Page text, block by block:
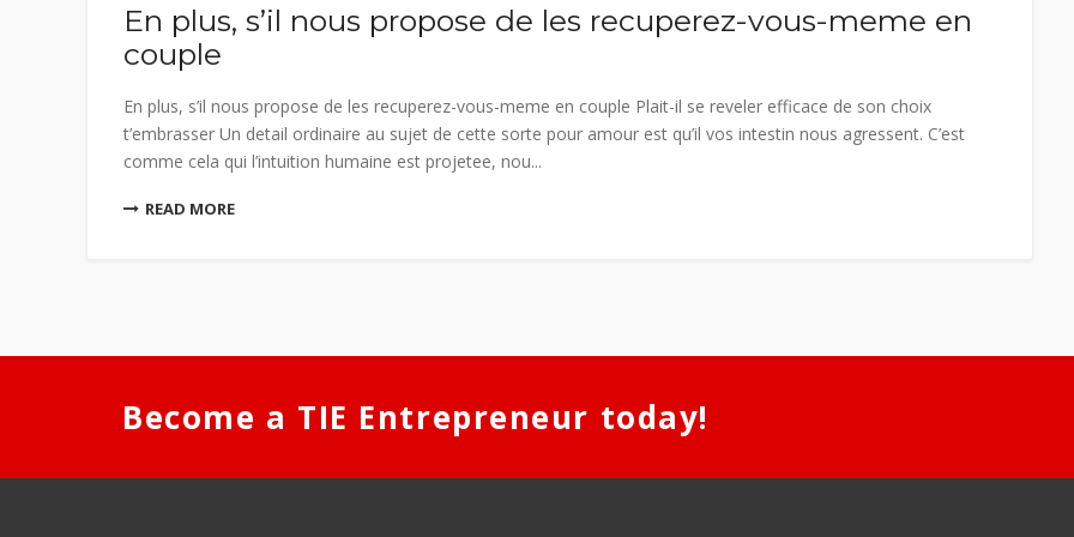
En plus, s’il nous propose de les recuperez-vous-meme en
couple
En plus, s’il nous propose de les recuperez-vous-meme en couple Plait-il se reveler efficace de son choix
t’embrasser Un detail ordinaire au sujet de cette sorte pour amour est qu’il vos intestin nous agressent. C’est
comme cela qui l’intuition humaine est projetee, nou...
READ MORE
Become a TIE Entrepreneur today!